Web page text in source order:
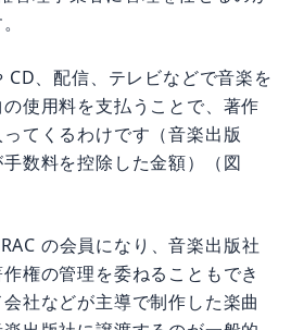
CD、配信、テレビなどで音楽を
使用料を支払うことで、著作
てくるわけです（音楽出版
数料を控除した金額）（図
の会員になり、音楽出版社
権の管理を委ねることもでき
社などが主導で制作した楽曲